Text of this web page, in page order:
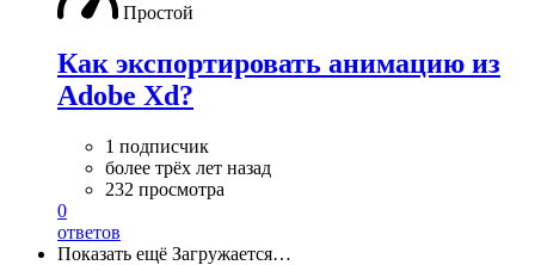
Простой
Как экспортировать анимацию из
Adobe Xd?
1 подписчик
более трёх лет назад
232 просмотра
0
ответов
Показать ещё Загружается…